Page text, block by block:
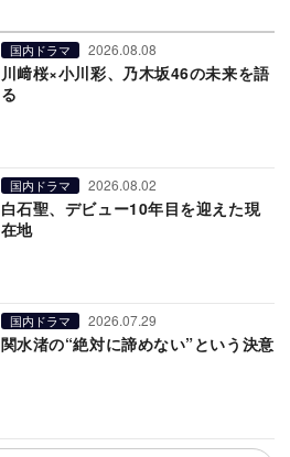
国内ドラマ 2026.08.08
川﨑桜×小川彩、乃木坂46の未来を語
る
国内ドラマ 2026.08.02
白石聖、デビュー10年目を迎えた現
在地
国内ドラマ 2026.07.29
関水渚の“絶対に諦めない”という決意